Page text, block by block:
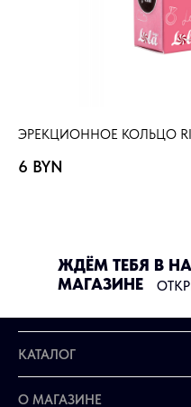
ЭРЕКЦИОННОЕ КОЛЬЦО
6 BYN
ЖДЁМ ТЕБЯ В
МАГАЗИНЕ
КАТАЛОГ
О МАГАЗИНЕ